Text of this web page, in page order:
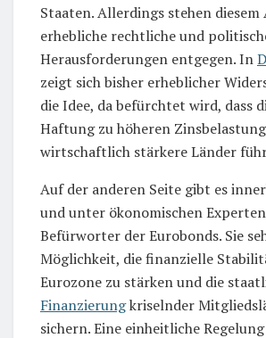
Staaten. Allerdings stehen diesem
erhebliche rechtliche und
Herausforderungen entgegen. In
zeigt sich bisher erheblicher
die Idee, da befürchtet wird, dass
Haftung zu höheren
wirtschaftlich stärkere Länder
Auf der anderen Seite gibt es
und unter ökonomischen
Befürworter der Eurobonds. Sie
Möglichkeit, die finanzielle
Eurozone zu stärken und die
Finanzierungkriselnder
sichern. Eine einheitliche